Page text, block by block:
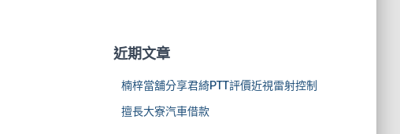
:近期文章
楠梓當舖分享君綺PTT評價近視雷射控制
擅長大寮汽車借款